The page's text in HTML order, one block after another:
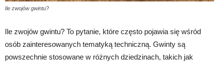
Ile zwojów gwintu?
Ile zwojów gwintu? To pytanie, które często pojawia się wśród
osób zainteresowanych tematyką techniczną. Gwinty są
powszechnie stosowane w różnych dziedzinach, takich jak